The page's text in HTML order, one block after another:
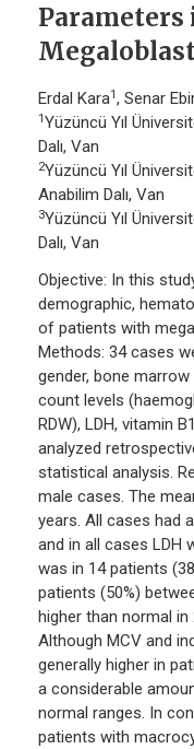
Erdal Kara1, Senar
1Yüzüncü Yıl
Dalı, Van
2Yüzüncü Yıl
Anabilim Dalı, Van
3Yüzüncü Yıl
Dalı, Van
Objective: In this
demographic,
of patients with
Methods: 34 cases
gender, bone
count levels
RDW), LDH, vitamin
analyzed
statistical analysis.
male cases. The
years. All cases had
and in all cases LDH
was in 14 patients
patients (50%)
higher than normal
Although MCV and
generally higher in
a considerable
normal ranges. In
patients with